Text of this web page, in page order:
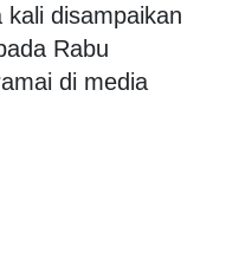
disampaikan
Rabu
di media